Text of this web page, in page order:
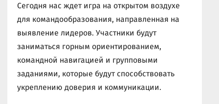
Сегодня нас ждет игра на открытом воздухе
для командообразования, направленная на
выявление лидеров. Участники будут
заниматься горным ориентированием,
командной навигацией и групповыми
заданиями, которые будут способствовать
укреплению доверия и коммуникации.